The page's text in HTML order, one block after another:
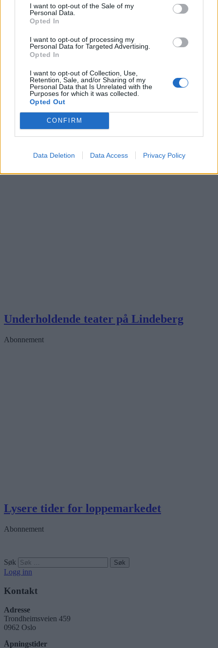
I want to opt-out of the Sale of my
Personal Data.
Opted In
I want to opt-out of processing my
Personal Data for Targeted Advertising.
Opted In
I want to opt-out of Collection, Use,
Retention, Sale, and/or Sharing of my
Personal Data that Is Unrelated with the
Purposes for which it was collected.
Opted Out
CONFIRM
Data Deletion Data Access Privacy Policy
60.000 elever feiret Epledagen:
Elevene på Lindeberg imponerte
ordføreren
Underholdende teater på Lindeberg
Abonnement
Lysere tider for loppemarkedet
Abonnement
Søk
Logg inn
Kontakt
Adresse
Trondheimsveien 459
0962 Oslo
Åpningstider